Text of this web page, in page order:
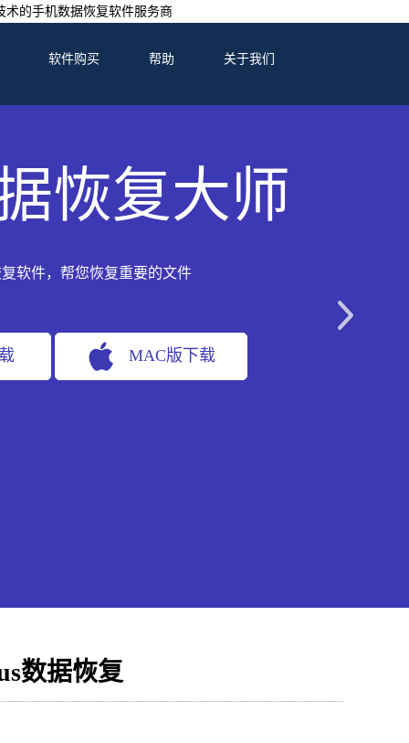
术的手机数据恢复软件服务商
软件购买 帮助 关于我们
恢复大师
软件，帮您恢复重要的文件
MAC版下载
恢复大师
数据恢复